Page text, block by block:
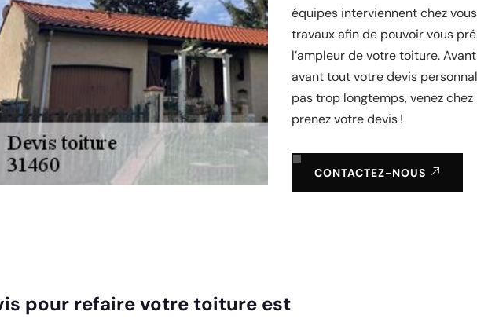
équipes interviennent chez
travaux afin de pouvoir vous
l’ampleur de votre toiture.
avant tout votre devis
pas trop longtemps, venez
prenez votre devis !
CONTACTEZ-NOUS
pour refaire votre toiture est